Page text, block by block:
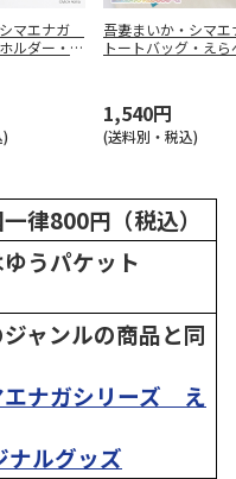
マエナガ
ルダー・え
吾妻まいか・シマ
トートバッグ・え
1,540円
(送料別・税込)
律800円（税込）
うパケット
ャンルの商品と同
エナガシリーズ え
ナルグッズ